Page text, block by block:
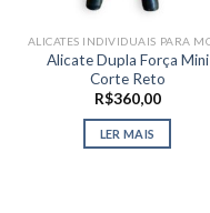
Alicate Dupla Força Mini
Corte Reto
R$360,00
LER MAIS